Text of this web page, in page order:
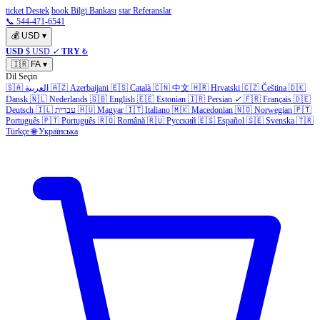
ticket Destek book Bilgi Bankası star Referanslar
📞 544-471-6541
💰 USD ▾
USD $ USD ✓ TRY ₺
🇮🇷 FA ▾
Dil Seçin
🇸🇦 العربية 🇦🇿 Azerbaijani 🇪🇸 Català 🇨🇳 中文 🇭🇷 Hrvatski 🇨🇿 Čeština 🇩🇰
Dansk 🇳🇱 Nederlands 🇬🇧 English 🇪🇪 Estonian 🇮🇷 Persian ✓ 🇫🇷 Français 🇩🇪
Deutsch 🇮🇱 עברית 🇭🇺 Magyar 🇮🇹 Italiano 🇲🇰 Macedonian 🇳🇴 Norwegian 🇵🇹
Português 🇵🇹 Português 🇷🇴 Română 🇷🇺 Русский 🇪🇸 Español 🇸🇪 Svenska 🇹🇷
Türkçe 🌐 Українська